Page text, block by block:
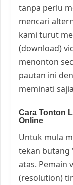
tanpa perlu
mencari
kami turut
(download)
menonton
pautan ini
meminati
Cara Tonton
Online
Untuk mula
tekan butang
atas. Pemain
(resolution)